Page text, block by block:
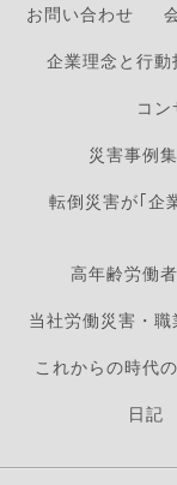
お問い合わせ
企業理念と行
コ
災害事例
転倒災害が｢企
高年齢労働
当社労働災害・
これからの時代
日記